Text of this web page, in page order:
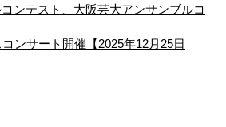
ンテスト、大阪芸大アンサンブルコ
ンサート開催【2025年12月25日